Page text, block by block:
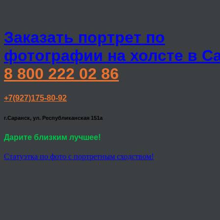
Заказать портрет по
фотографии на холсте в
8 800 222 02 86
+7(927)175-80-92
г.Саранск, ул. Республиканская 151а
Дарите близким лучшее!
Статуэтка по фото с портретным сходством!